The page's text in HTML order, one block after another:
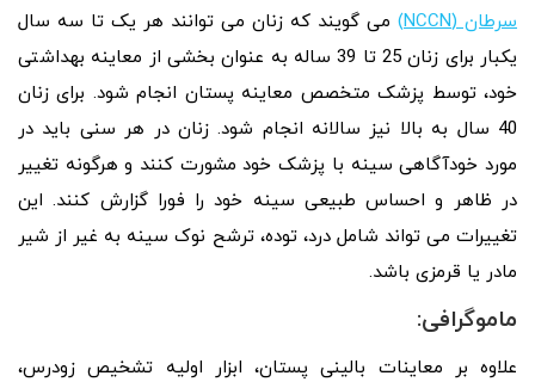
سرطان (NCCN)
می گویند که زنان می توانند هر یک تا سه سال
یکبار برای زنان 25 تا 39 ساله به عنوان بخشی از معاینه بهداشتی
خود، توسط پزشک متخصص معاینه پستان انجام شود. برای زنان
40 سال به بالا نیز سالانه انجام شود. زنان در هر سنی باید در
مورد خودآگاهی سینه با پزشک خود مشورت کنند و هرگونه تغییر
در ظاهر و احساس طبیعی سینه خود را فورا گزارش کنند. این
تغییرات می تواند شامل درد، توده، ترشح نوک سینه به غیر از شیر
مادر یا قرمزی باشد.
ماموگرافی:
علاوه بر معاینات بالینی پستان، ابزار اولیه تشخیص زودرس،